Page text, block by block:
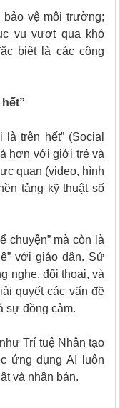
vệ môi trường;
vụ vượt qua khó
biệt là các cộng
trên hết” (Social
hơn với giới trẻ và
quan (video, hình
tảng kỹ thuật số
chuyện” mà còn là
với giáo dân. Sử
nghe, đối thoại, và
quyết các vấn đề
sự đồng cảm.
Trí tuệ Nhân tạo
ứng dụng AI luôn
và nhân bản.